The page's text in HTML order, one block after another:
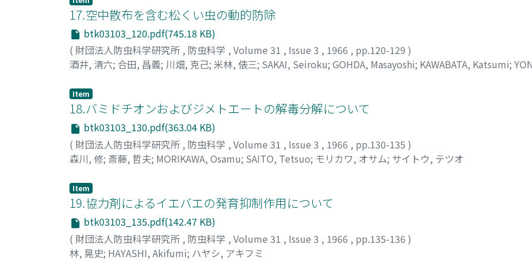
17.空中散布を含む松くい虫の動的防除
btk03103_120.pdf(745.18 KB)
( 財団法人防虫科学研究所 , 防虫科学 , Volume 31 , Issue 3 , 1966 , pp.120-129 )
酒井, 清六; 合田, 昌義; 川畑, 克己; 米林, 俵三; SAKAI, Seiroku; GOHDA, Masayoshi; KAWABATA, Katsumi;
Item
18.バミドチオンおよびジメトエートの解毒分解について
btk03103_130.pdf(363.04 KB)
( 財団法人防虫科学研究所 , 防虫科学 , Volume 31 , Issue 3 , 1966 , pp.130-135 )
森川, 修; 斎藤, 哲夫; MORIKAWA, Osamu; SAITO, Tetsuo; モリカワ, オサム; サイトウ, テツオ
Item
19.協力剤によるイエバエの発育抑制作用について
btk03103_135.pdf(142.47 KB)
( 財団法人防虫科学研究所 , 防虫科学 , Volume 31 , Issue 3 , 1966 , pp.135-136 )
林, 晃史; HAYASHI, Akifumi; ハヤシ, アキフミ